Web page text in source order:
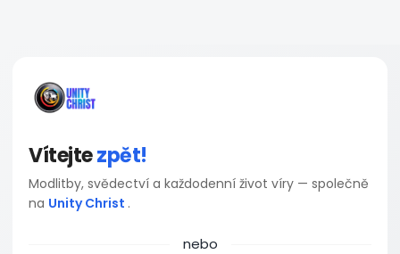
Vítejtezpět!
Modlitby, svědectví a každodenní život víry — společně
na Unity Christ .
nebo